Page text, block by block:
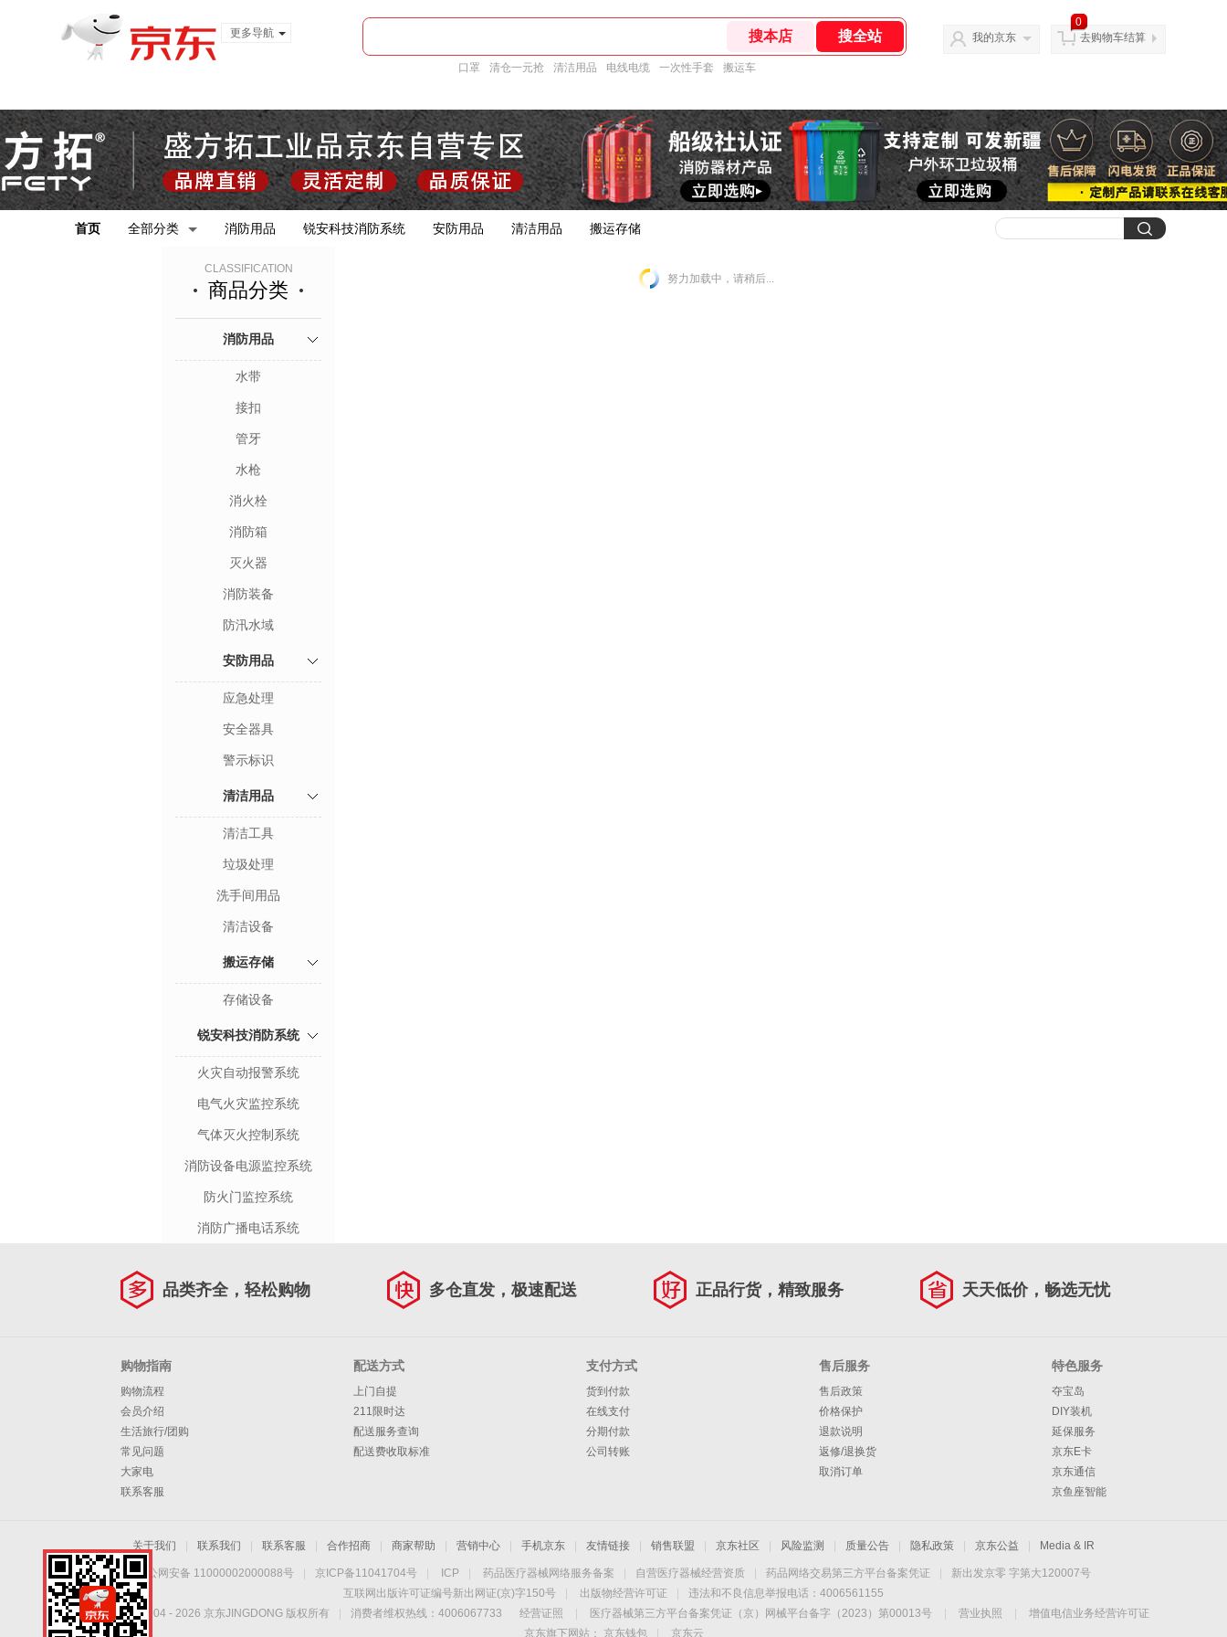
更多导航
口罩 清仓一元抢 清洁用品 电线电缆 一次性手套 搬运车
我的京东
0
去购物车结算
首页 全部分类 消防用品 锐安科技消防系统 安防用品 清洁用品 搬运存储
CLASSIFICATION
商品分类
消防用品
水带
接扣
管牙
水枪
消火栓
消防箱
灭火器
消防装备
防汛水域
安防用品
应急处理
安全器具
警示标识
清洁用品
清洁工具
垃圾处理
洗手间用品
清洁设备
搬运存储
存储设备
锐安科技消防系统
火灾自动报警系统
电气火灾监控系统
气体灭火控制系统
消防设备电源监控系统
防火门监控系统
消防广播电话系统
努力加载中，请稍后...
品类齐全，轻松购物 多仓直发，极速配送 正品行货，精致服务 天天低价，畅选无忧
购物指南
购物流程
会员介绍
生活旅行/团购
常见问题
大家电
联系客服
配送方式
上门自提
211限时达
配送服务查询
配送费收取标准
支付方式
货到付款
在线支付
分期付款
公司转账
售后服务
售后政策
价格保护
退款说明
返修/退换货
取消订单
特色服务
夺宝岛
DIY装机
延保服务
京东E卡
京东通信
京鱼座智能
关于我们 联系我们 联系客服 合作招商 商家帮助 营销中心 手机京东 友情链接 销售联盟 京东社区 风险监测 质量公告 隐私政策 京东公益 Media & IR
京公网安备 11000002000088号 京ICP备11041704号 ICP 药品医疗器械网络服务备案 自营医疗器械经营资质 药品网络交易第三方平台备案凭证
新出发京零 字第大120007号
互联网出版许可证编号新出网证(京)字150号
出版物经营许可证
违法和不良信息举报电话：4006561155
Copyright © 2004 - 2026 京东JINGDONG 版权所有 消费者维权热线：4006067733 经营证照 医疗器械第三方平台备案凭证（京）网械平台备字（2023）第00013号 营业执照
增值电信业务经营许可证
京东旗下网站：
京东钱包 京东云